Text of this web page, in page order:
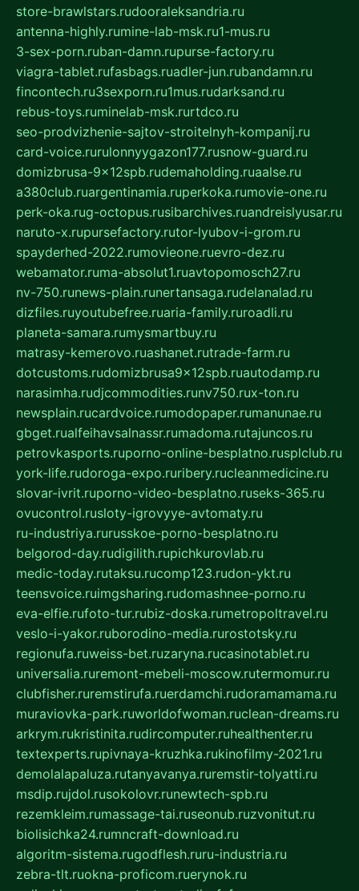
store-brawlstars.rudooraleksandria.ru
antenna-highly.rumine-lab-msk.ru1-mus.ru
3-sex-porn.ruban-damn.rupurse-factory.ru
viagra-tablet.rufasbags.ruadler-jun.rubandamn.ru
fincontech.ru3sexporn.ru1mus.rudarksand.ru
rebus-toys.ruminelab-msk.rurtdco.ru
seo-prodvizhenie-sajtov-stroitelnyh-kompanij.ru
card-voice.rurulonnyygazon177.rusnow-guard.ru
domizbrusa-9x12spb.rudemaholding.ruaalse.ru
a380club.ruargentinamia.ruperkoka.rumovie-one.ru
perk-oka.rug-octopus.rusibarchives.ruandreislyusar.ru
naruto-x.rupursefactory.rutor-lyubov-i-grom.ru
spayderhed-2022.rumovieone.ruevro-dez.ru
webamator.ruma-absolut1.ruavtopomosch27.ru
nv-750.runews-plain.runertansaga.rudelanalad.ru
dizfiles.ruyoutubefree.ruaria-family.ruroadli.ru
planeta-samara.rumysmartbuy.ru
matrasy-kemerovo.ruashanet.rutrade-farm.ru
dotcustoms.rudomizbrusa9x12spb.ruautodamp.ru
narasimha.rudjcommodities.runv750.rux-ton.ru
newsplain.rucardvoice.rumodopaper.rumanunae.ru
gbget.rualfeihavsalnassr.rumadoma.rutajuncos.ru
petrovkasports.ruporno-online-besplatno.rusplclub.ru
york-life.rudoroga-expo.ruribery.rucleanmedicine.ru
slovar-ivrit.ruporno-video-besplatno.ruseks-365.ru
ovucontrol.rusloty-igrovyye-avtomaty.ru
ru-industriya.rurusskoe-porno-besplatno.ru
belgorod-day.rudigilith.rupichkurovlab.ru
medic-today.rutaksu.rucomp123.rudon-ykt.ru
teensvoice.ruimgsharing.rudomashnee-porno.ru
eva-elfie.rufoto-tur.rubiz-doska.rumetropoltravel.ru
veslo-i-yakor.ruborodino-media.rurostotsky.ru
regionufa.ruweiss-bet.ruzaryna.rucasinotablet.ru
universalia.ruremont-mebeli-moscow.rutermomur.ru
clubfisher.ruremstirufa.ruerdamchi.rudoramamama.ru
muraviovka-park.ruworldofwoman.ruclean-dreams.ru
arkrym.rukristinita.rudircomputer.ruhealthenter.ru
textexperts.rupivnaya-kruzhka.rukinofilmy-2021.ru
demolalapaluza.rutanyavanya.ruremstir-tolyatti.ru
msdip.rujdol.rusokolovr.runewtech-spb.ru
rezemkleim.rumassage-tai.ruseonub.ruzvonitut.ru
biolisichka24.rumncraft-download.ru
algoritm-sistema.rugodflesh.ruru-industria.ru
zebra-tlt.ruokna-proficom.ruerynok.ru